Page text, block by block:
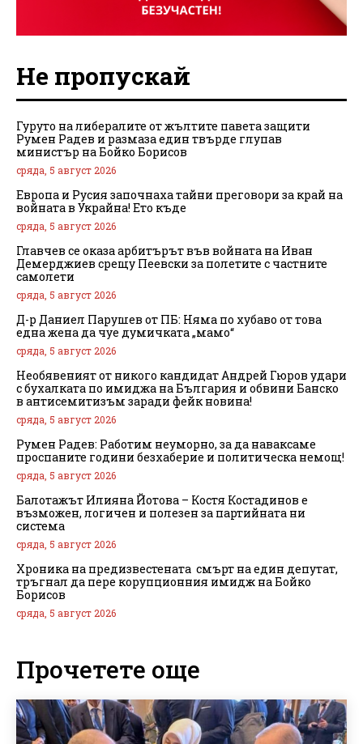
Не пропускай
Гуруто на либералите от жълтите павета защити
Румен Радев и размаза един твърде глупав
министър на Бойко Борисов
сряда, 5 август 2026
Европа и Русия започнаха тайни преговори за край на
войната в Украйна! Ето къде
сряда, 5 август 2026
Главчев се оказа арбитърът във войната на Иван
Демерджиев срещу Пеевски за полетите с частните
самолети
сряда, 5 август 2026
Д-р Даниел Парушев от ПБ: Няма по хубаво от това
една жена да чуе думичката „мамо“
сряда, 5 август 2026
Необявеният от никого кандидат Андрей Гюров удари
с бухалката по имиджа на България и обвини Банско
в антисемитизъм заради фейк новина!
сряда, 5 август 2026
Румен Радев: Работим неуморно, за да наваксаме
проспаните години безхаберие и политическа немощ!
сряда, 5 август 2026
Балотажът Илияна Йотова – Костя Костадинов е
възможен, логичен и полезен за партийната ни
система
сряда, 5 август 2026
Хроника на предизвестената смърт на един депутат,
тръгнал да пере корупционния имидж на Бойко
Борисов
сряда, 5 август 2026
Прочетете още